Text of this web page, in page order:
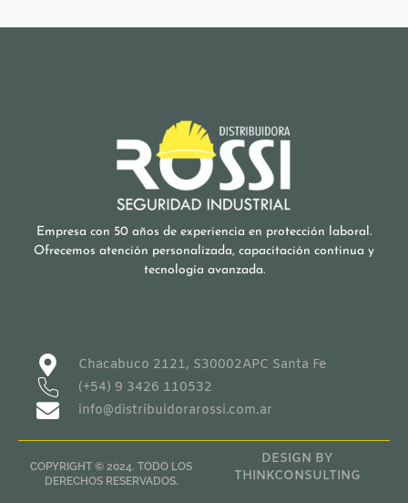
Empresa con 50 años de experiencia en protección laboral.
Ofrecemos atención personalizada, capacitación continua y
tecnología avanzada.
Chacabuco 2121, S30002APC Santa Fe
(+54) 9 3426 110532
info@distribuidorarossi.com.ar
COPYRIGHT © 2024. TODO LOS
DERECHOS RESERVADOS.
DESIGN BY
THINKCONSULTING